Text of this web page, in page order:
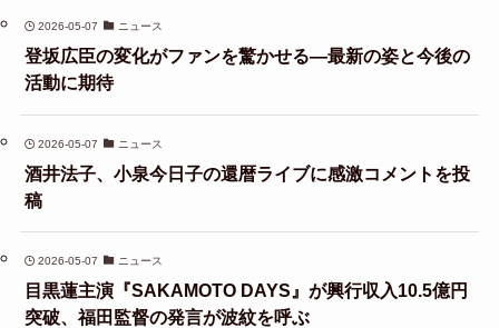
2026-05-07 ニュース
登坂広臣の変化がファンを驚かせる—最新の姿と今後の
活動に期待
2026-05-07 ニュース
酒井法子、小泉今日子の還暦ライブに感激コメントを投
稿
2026-05-07 ニュース
目黒蓮主演『SAKAMOTO DAYS』が興行収入10.5億円
突破、福田監督の発言が波紋を呼ぶ